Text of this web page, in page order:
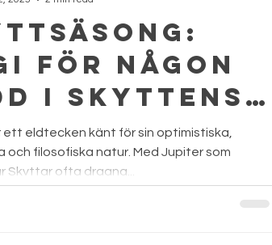
för någon
i Skyttens
♐✨
eldtecken känt för sin optimistiska,
och filosofiska natur. Med Jupiter som
Skyttar ofta dragna...